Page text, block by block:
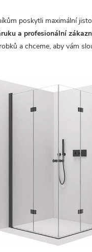
poskytli maximální
a profesionální
a chceme, aby vám